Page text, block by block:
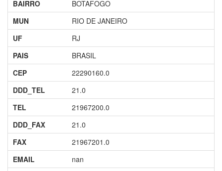
BAIRRO
BOTAFOGO
MUN
RIO DE JANEIRO
UF
RJ
PAIS
BRASIL
CEP
22290160.0
DDD_TEL
21.0
TEL
21967200.0
DDD_FAX
21.0
FAX
21967201.0
EMAIL
nan